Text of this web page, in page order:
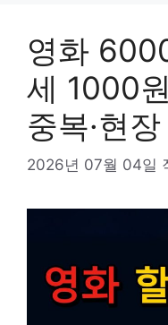
영화
세 1000
중복·현
2026년 07월 04일